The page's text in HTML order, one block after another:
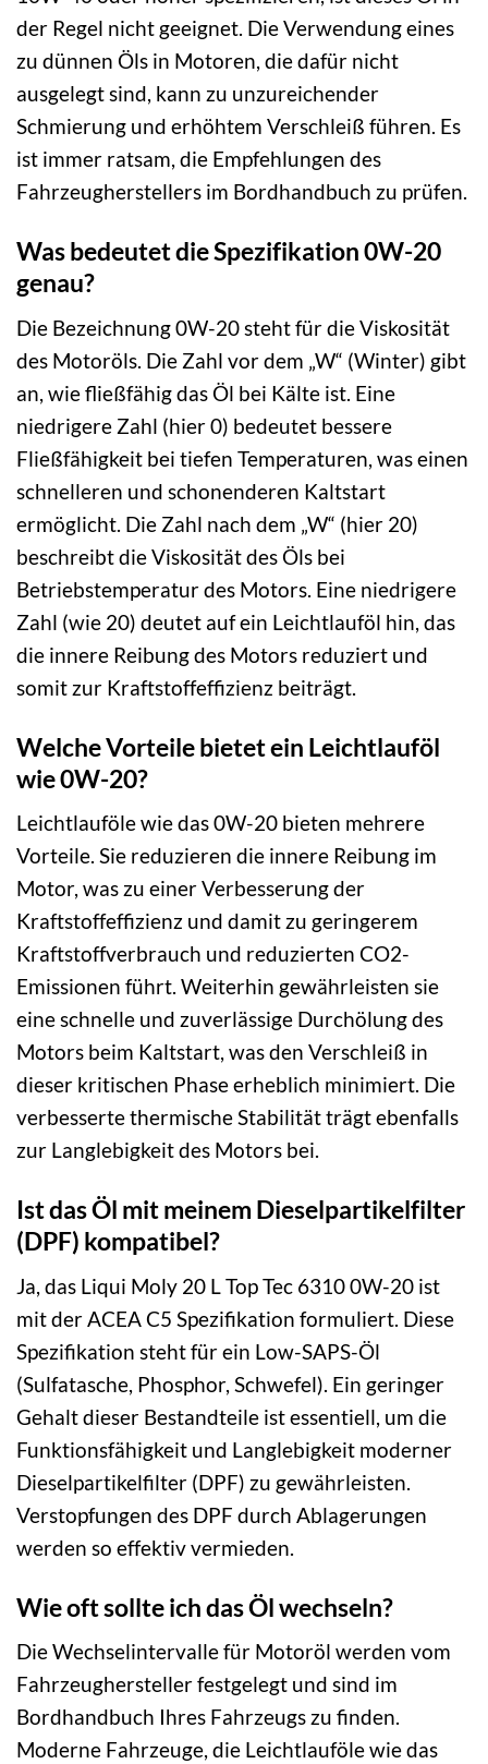
der Regel nicht geeignet. Die Verwendung eines
zu dünnen Öls in Motoren, die dafür nicht
ausgelegt sind, kann zu unzureichender
Schmierung und erhöhtem Verschleiß führen. Es
ist immer ratsam, die Empfehlungen des
Fahrzeugherstellers im Bordhandbuch zu prüfen.
Was bedeutet die Spezifikation 0W-20
genau?
Die Bezeichnung 0W-20 steht für die Viskosität
des Motoröls. Die Zahl vor dem „W“ (Winter) gibt
an, wie fließfähig das Öl bei Kälte ist. Eine
niedrigere Zahl (hier 0) bedeutet bessere
Fließfähigkeit bei tiefen Temperaturen, was einen
schnelleren und schonenderen Kaltstart
ermöglicht. Die Zahl nach dem „W“ (hier 20)
beschreibt die Viskosität des Öls bei
Betriebstemperatur des Motors. Eine niedrigere
Zahl (wie 20) deutet auf ein Leichtlauföl hin, das
die innere Reibung des Motors reduziert und
somit zur Kraftstoffeffizienz beiträgt.
Welche Vorteile bietet ein Leichtlauföl
wie 0W-20?
Leichtlauföle wie das 0W-20 bieten mehrere
Vorteile. Sie reduzieren die innere Reibung im
Motor, was zu einer Verbesserung der
Kraftstoffeffizienz und damit zu geringerem
Kraftstoffverbrauch und reduzierten CO2-
Emissionen führt. Weiterhin gewährleisten sie
eine schnelle und zuverlässige Durchölung des
Motors beim Kaltstart, was den Verschleiß in
dieser kritischen Phase erheblich minimiert. Die
verbesserte thermische Stabilität trägt ebenfalls
zur Langlebigkeit des Motors bei.
Ist das Öl mit meinem Dieselpartikelfilter
(DPF) kompatibel?
Ja, das Liqui Moly 20 L Top Tec 6310 0W-20 ist
mit der ACEA C5 Spezifikation formuliert. Diese
Spezifikation steht für ein Low-SAPS-Öl
(Sulfatasche, Phosphor, Schwefel). Ein geringer
Gehalt dieser Bestandteile ist essentiell, um die
Funktionsfähigkeit und Langlebigkeit moderner
Dieselpartikelfilter (DPF) zu gewährleisten.
Verstopfungen des DPF durch Ablagerungen
werden so effektiv vermieden.
Wie oft sollte ich das Öl wechseln?
Die Wechselintervalle für Motoröl werden vom
Fahrzeughersteller festgelegt und sind im
Bordhandbuch Ihres Fahrzeugs zu finden.
Moderne Fahrzeuge, die Leichtlauföle wie das